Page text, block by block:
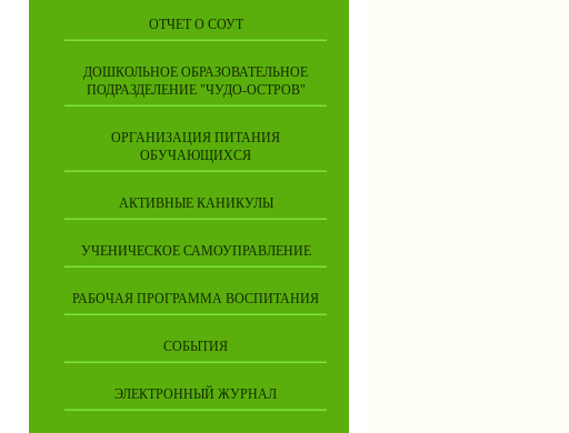
ОТЧЕТ О СОУТ
ДОШКОЛЬНОЕ ОБРАЗОВАТЕЛЬНОЕ
ПОДРАЗДЕЛЕНИЕ "ЧУДО-ОСТРОВ"
ОРГАНИЗАЦИЯ ПИТАНИЯ
ОБУЧАЮЩИХСЯ
АКТИВНЫЕ КАНИКУЛЫ
УЧЕНИЧЕСКОЕ САМОУПРАВЛЕНИЕ
РАБОЧАЯ ПРОГРАММА ВОСПИТАНИЯ
СОБЫТИЯ
ЭЛЕКТРОННЫЙ ЖУРНАЛ